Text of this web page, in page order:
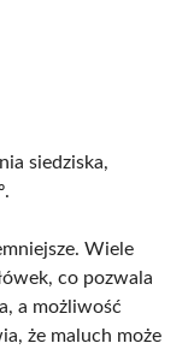
siedziska,
Wiele
co pozwala
a możliwość
że maluch może